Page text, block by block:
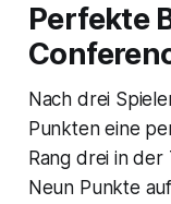
Perfekte
Nach drei
Punkten eine
Rang drei in
Neun Punkte